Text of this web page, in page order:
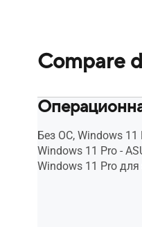
Compare
Без ОС, Windows 11
Windows 11 Pro -
Windows 11 Pro для